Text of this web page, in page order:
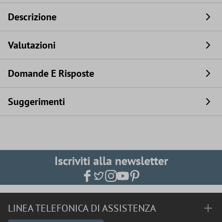
Descrizione
Valutazioni
Domande E Risposte
Suggerimenti
Iscriviti alla newsletter
LINEA TELEFONICA DI ASSISTENZA